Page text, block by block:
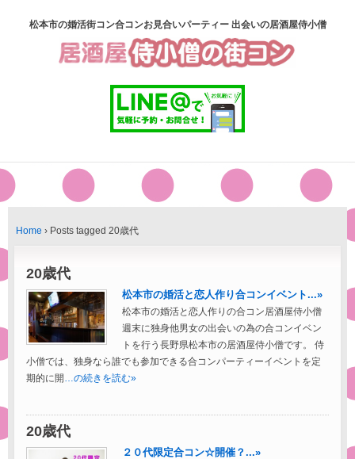
松本市の婚活街コン合コンお見合いパーティー 出会いの居酒屋侍小僧
Home › Posts tagged 20歳代
20歳代
松本市の婚活と恋人作り合コンイベント...»
松本市の婚活と恋人作りの合コン居酒屋侍小僧
週末に独身他男女の出会いの為の合コンイベン
トを行う長野県松本市の居酒屋侍小僧です。 侍
小僧では、独身なら誰でも参加できる合コンパーティーイベントを定
期的に開 …の続きを読む»
20歳代
２０代限定合コン☆開催？...»